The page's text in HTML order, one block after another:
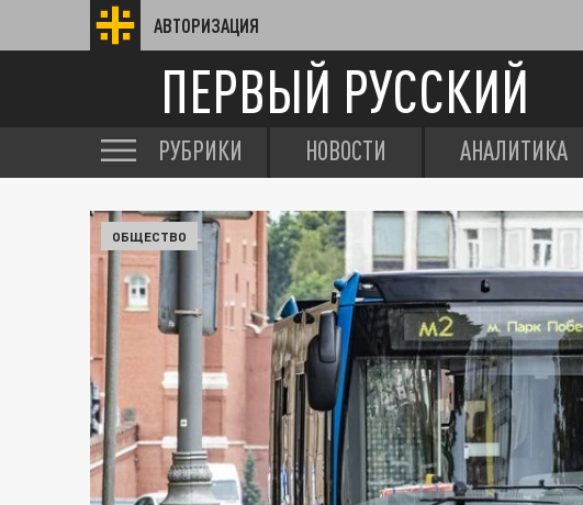
АВТОРИЗАЦИЯ
ПЕРВЫЙ РУССКИЙ
РУБРИКИ НОВОСТИ АНАЛИТИКА
ОБЩЕСТВО